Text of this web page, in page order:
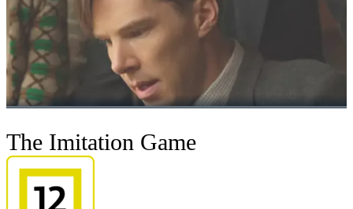
The Imitation Game